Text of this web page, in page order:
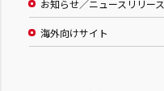
お知らせ／ニュースリリース
海外向けサイト